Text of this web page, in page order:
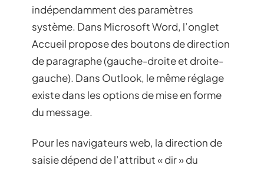
indépendamment des paramètres
système. Dans Microsoft Word, l’onglet
Accueil propose des boutons de direction
de paragraphe (gauche-droite et droite-
gauche). Dans Outlook, le même réglage
existe dans les options de mise en forme
du message.
Pour les navigateurs web, la direction de
saisie dépend de l’attribut « dir » du